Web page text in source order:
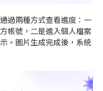
過兩種方式查看進度：一
帳號，二是進入個人檔案
。圖片生成完成後，系統